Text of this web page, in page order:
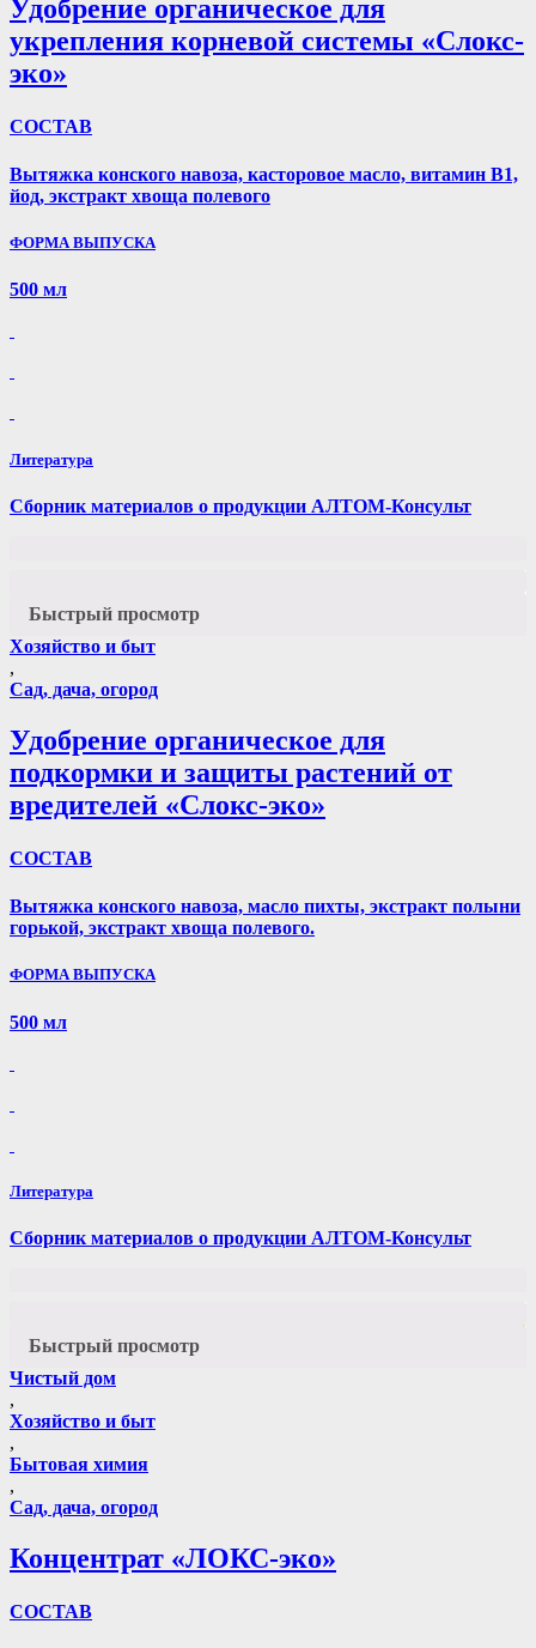
Удобрение органическое для
укрепления корневой системы «Слокс-
эко»
СОСТАВ
Вытяжка конского навоза, касторовое масло, витамин В1,
йод, экстракт хвоща полевого
ФОРМА ВЫПУСКА
500 мл
Литература
Сборник материалов о продукции АЛТОМ-Консульт
Быстрый просмотр
Хозяйство и быт
,
Сад, дача, огород
Удобрение органическое для
подкормки и защиты растений от
вредителей «Слокс-эко»
СОСТАВ
Вытяжка конского навоза, масло пихты, экстракт полыни
горькой, экстракт хвоща полевого.
ФОРМА ВЫПУСКА
500 мл
Литература
Сборник материалов о продукции АЛТОМ-Консульт
Быстрый просмотр
Чистый дом
,
Хозяйство и быт
,
Бытовая химия
,
Сад, дача, огород
Концентрат «ЛОКС-эко»
СОСТАВ